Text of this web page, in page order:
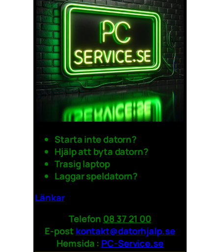
Starta inte datorn?
Hjälp att byta datorn?
Trasig laptop
Laggar speldatorn?
Länkar
Telefon 08 37 21 00
E-post kontakt@datorhjalp.se
Hemsida : PC-Service.se